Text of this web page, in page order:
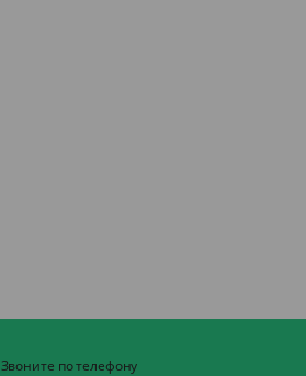
Звоните по телефону